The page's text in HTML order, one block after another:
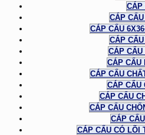
CÁP
CÁP
CÁP CẨU
CÁP
CÁP CẨU
CÁP CẨU
CÁP CẨU
CÁP CẨU
CÁP CẨU
CÁP CẨU
CÁP
CÁP CẨU CÓ LÕI